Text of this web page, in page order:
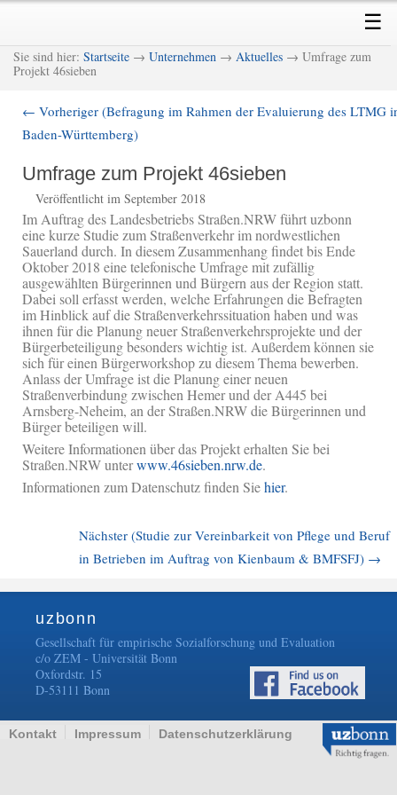
Skip
primary
content
Skip
secondary
content
☰
Sie sind hier: Startseite → Unternehmen → Aktuelles → Umfrage zum
Projekt 46sieben
Post
navigation
← Vorheriger (Befragung im Rahmen der Evaluierung des LTMG
Baden-Württemberg)
Umfrage zum Projekt 46sieben
Veröffentlicht im September 2018
Im Auftrag des Landesbetriebs Straßen.NRW führt uzbonn
eine kurze Studie zum Straßenverkehr im nordwestlichen
Sauerland durch. In diesem Zusammenhang findet bis Ende
Oktober 2018 eine telefonische Umfrage mit zufällig
ausgewählten Bürgerinnen und Bürgern aus der Region statt.
Dabei soll erfasst werden, welche Erfahrungen die Befragten
im Hinblick auf die Straßenverkehrssituation haben und was
ihnen für die Planung neuer Straßenverkehrsprojekte und der
Bürgerbeteiligung besonders wichtig ist. Außerdem können sie
sich für einen Bürgerworkshop zu diesem Thema bewerben.
Anlass der Umfrage ist die Planung einer neuen
Straßenverbindung zwischen Hemer und der A445 bei
Arnsberg-Neheim, an der Straßen.NRW die Bürgerinnen und
Bürger beteiligen will.
Weitere Informationen über das Projekt erhalten Sie bei
Straßen.NRW unterwww.46sieben.nrw.de.
Informationen zum Datenschutz finden Siehier.
Nächster (Studie zur Vereinbarkeit von Pflege und Beruf
in Betrieben im Auftrag von Kienbaum & BMFSFJ) →
uzbonn
Gesellschaft für empirische Sozialforschung und Evaluation
c/o ZEM - Universität Bonn
Oxfordstr. 15
D-53111 Bonn
Kontakt Impressum Datenschutzerklärung